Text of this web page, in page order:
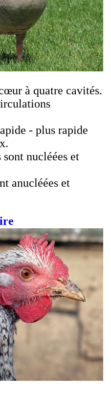
à quatre cavités.
- plus rapide
.
sont nucléées et
anucléées et